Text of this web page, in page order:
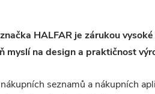
HALFAR je zárukou
myslí na design a praktičnost
seznamů a nákupních